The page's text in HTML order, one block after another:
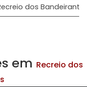
dos
em Recreio dos